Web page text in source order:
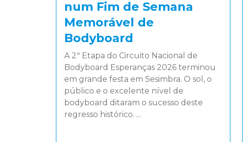
num Fim de Semana
Memorável de
Bodyboard
A 2ª Etapa do Circuito Nacional de
Bodyboard Esperanças 2026 terminou
em grande festa em Sesimbra. O sol, o
público e o excelente nível de
bodyboard ditaram o sucesso deste
regresso histórico. ...